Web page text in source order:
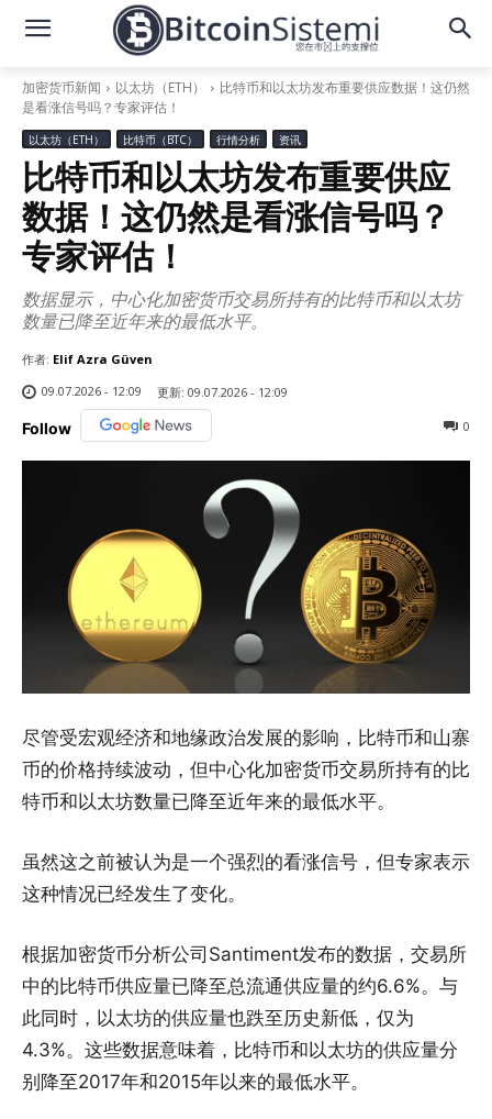
加密货币新闻 以太坊（ETH）
比特币和以太坊发布重要供应数据！这仍然
是看涨信号吗？专家评估！
以太坊（ETH） 比特币（BTC） 行情分析 资讯
比特币和以太坊发布重要供应
数据！这仍然是看涨信号吗？
专家评估！
数据显示，中心化加密货币交易所持有的比特币和以太坊
数量已降至近年来的最低水平。
作者: Elif Azra Güven
09.07.2026 - 12:09
更新: 09.07.2026 - 12:09
Follow 0
尽管受宏观经济和地缘政治发展的影响，比特币和山寨
币的价格持续波动，但中心化加密货币交易所持有的比
特币和以太坊数量已降至近年来的最低水平。
虽然这之前被认为是一个强烈的看涨信号，但专家表示
这种情况已经发生了变化。
根据加密货币分析公司Santiment发布的数据，交易所
中的比特币供应量已降至总流通供应量的约6.6%。与
此同时，以太坊的供应量也跌至历史新低，仅为
4.3%。这些数据意味着，比特币和以太坊的供应量分
别降至2017年和2015年以来的最低水平。